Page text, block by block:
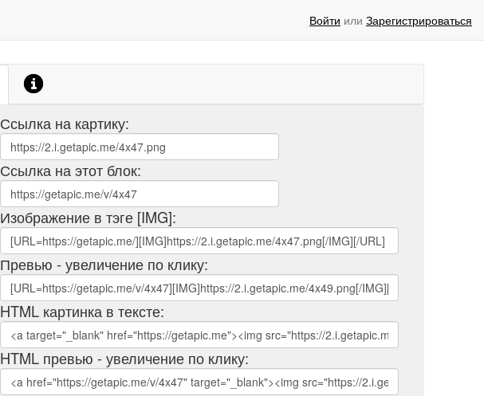
Войти или Зарегистрироваться
Ссылка на картику:
Ссылка на этот блок:
Изображение в тэге [IMG]:
Превью - увеличение по клику:
HTML картинка в тексте:
HTML превью - увеличение по клику: